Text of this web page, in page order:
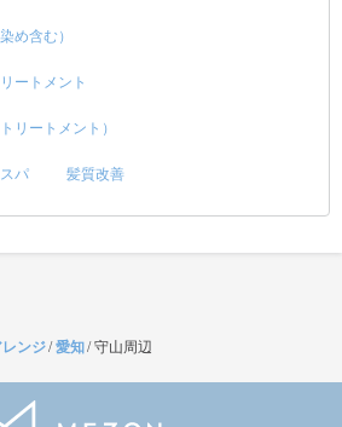
め含む）
ートメント
リートメント）
パ 髪質改善
ンジ/愛知/守山周辺